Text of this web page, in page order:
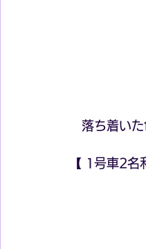
落ち着いた
【 1号車2名